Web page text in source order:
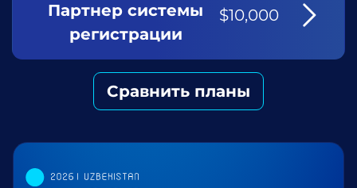
Партнер системы
регистрации
$10,000
Сравнить планы